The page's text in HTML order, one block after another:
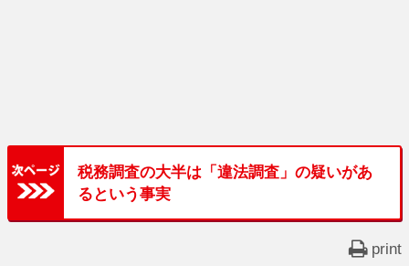
税務調査の大半は「違法調査」の疑いがあ
るという事実
print